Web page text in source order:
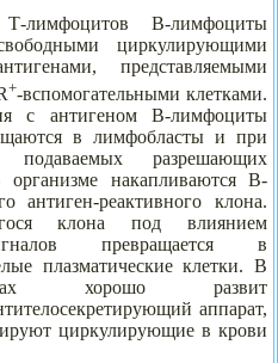
В-лимфоциты
циркулирующими
представляемыми
+-вспомогательными клетками.
с антигеном В-лимфоциты
в лимфобласты и при
подаваемых разрешающих
накапливаются В-
антиген-реактивного клона.
клона под влиянием
превращается в
плазматические клетки. В
хорошо развит
аппарат,
циркулирующие в крови